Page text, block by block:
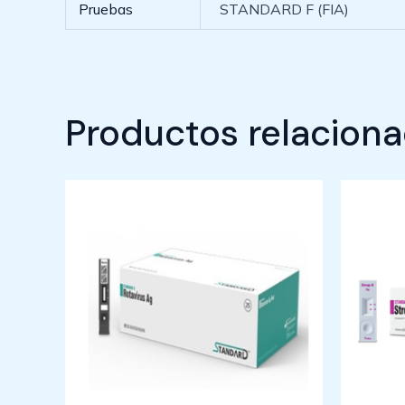
Pruebas STANDARD F (FIA)
Productos